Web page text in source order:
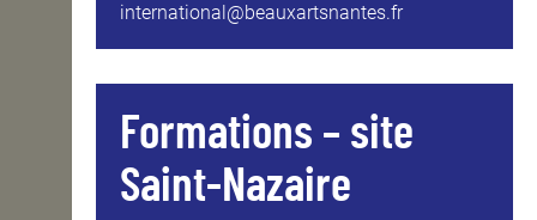
international@beauxartsnantes.fr
Formations – site
Saint-Nazaire